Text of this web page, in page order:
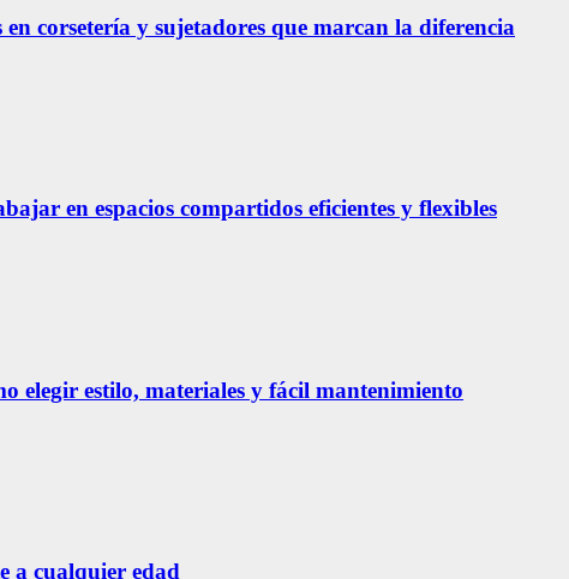
corsetería y sujetadores que marcan la diferencia
en espacios compartidos eficientes y flexibles
elegir estilo, materiales y fácil mantenimiento
a cualquier edad